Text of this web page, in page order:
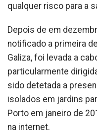
qualquer risco para a
Depois de em
notificado a primeira
Galiza, foi levada a
particularmente
sido detetada a
isolados em jardins
Porto em janeiro de
na internet.